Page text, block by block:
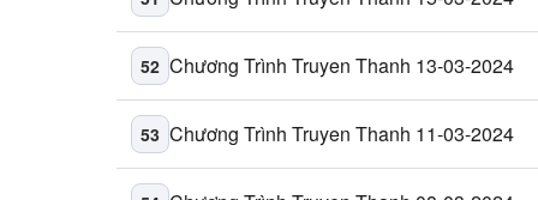
52 Chương Trình Truyen Thanh 13-03-2024
53 Chương Trình Truyen Thanh 11-03-2024